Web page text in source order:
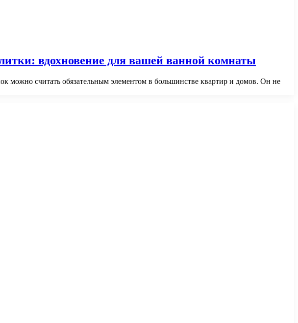
вдохновение для вашей ванной комнаты
можно считать обязательным элементом в большинстве квартир и домов. Он не